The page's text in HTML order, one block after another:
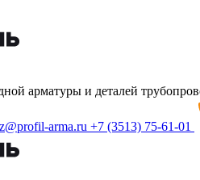
арматуры и деталей
arma.ru +7 (3513) 75-61-01